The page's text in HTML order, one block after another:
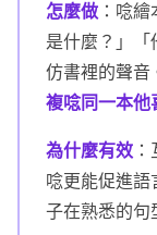
怎麼做 ：唸
是什麼？」「
仿書裡的聲音
複唸同一本他
為什麼有效
唸更能促進語
子在熟悉的句